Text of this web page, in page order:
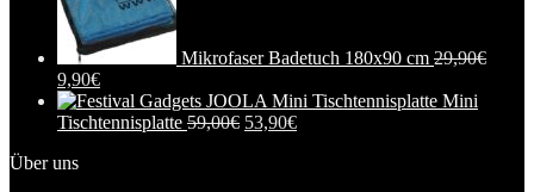
Mikrofaser Badetuch 180x90 cm 29,90€
9,90€
Mini
Tischtennisplatte 59,00€ 53,90€
Über uns